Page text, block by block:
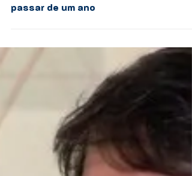
Metade dos pacientes com
covid têm sequelas que podem
passar de um ano